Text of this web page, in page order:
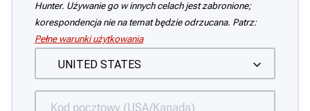
Hunter. Używanie go w innych celach jest zabronione;
korespondencja nie na temat będzie odrzucana. Patrz:
Pełne warunki użytkowania